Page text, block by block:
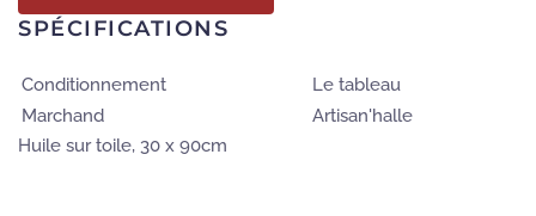
SPÉCIFICATIONS
Conditionnement
Le tableau
Marchand
Artisan'halle
Huile sur toile, 30 x 90cm